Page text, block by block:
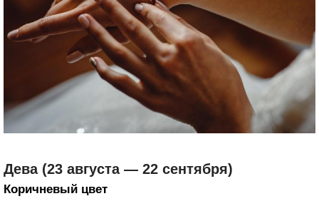
Дева (23 августа — 22 сентября)
Коричневый цвет